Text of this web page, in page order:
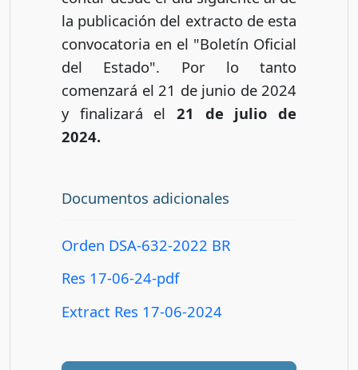
la publicación del extracto de esta
convocatoria en el "Boletín Oficial
del Estado". Por lo tanto
comenzará el 21 de junio de 2024
y finalizará el 21 de julio de
2024.
Documentos adicionales
Orden DSA-632-2022 BR
Res 17-06-24-pdf
Extract Res 17-06-2024